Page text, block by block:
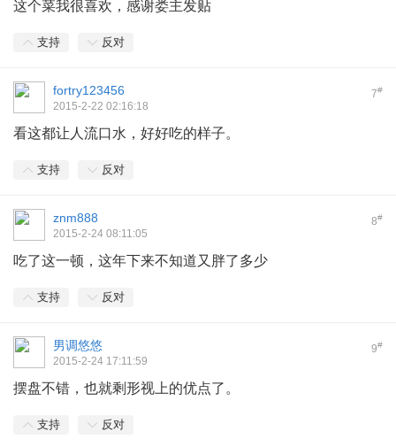
这个菜我很喜欢，感谢娄主发贴
支持 反对
7#
fortry123456
2015-2-22 02:16:18
看这都让人流口水，好好吃的样子。
支持 反对
8#
znm888
2015-2-24 08:11:05
吃了这一顿，这年下来不知道又胖了多少
支持 反对
9#
男调悠悠
2015-2-24 17:11:59
摆盘不错，也就剩形视上的优点了。
支持 反对